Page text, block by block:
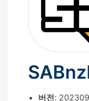
버전: